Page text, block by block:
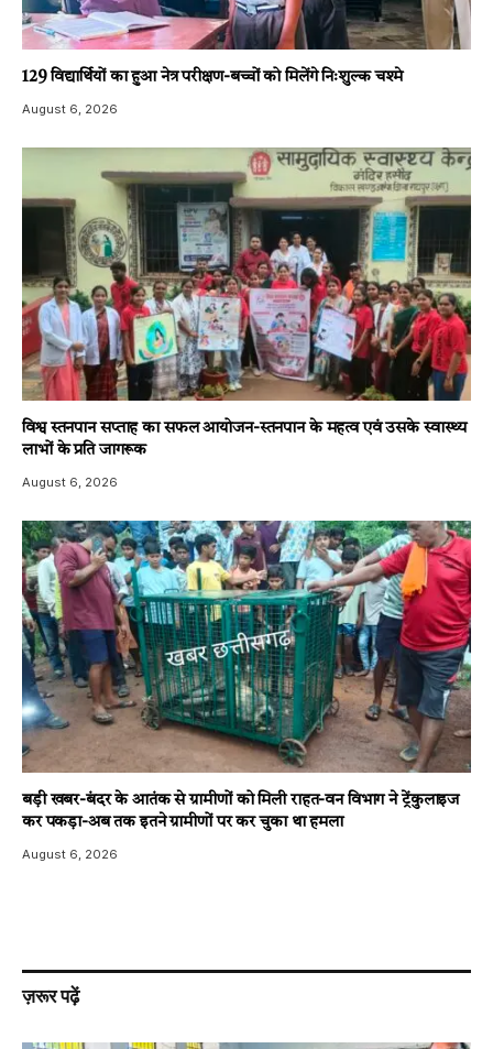
129 विद्यार्थियों का हुआ नेत्र परीक्षण-बच्चों को मिलेंगे निःशुल्क चश्मे
August 6, 2026
विश्व स्तनपान सप्ताह का सफल आयोजन-स्तनपान के महत्व एवं उसके स्वास्थ्य
लाभों के प्रति जागरूक
August 6, 2026
बड़ी खबर-बंदर के आतंक से ग्रामीणों को मिली राहत-वन विभाग ने ट्रेंकुलाइज
कर पकड़ा-अब तक इतने ग्रामीणों पर कर चुका था हमला
August 6, 2026
ज़रूर पढ़ें